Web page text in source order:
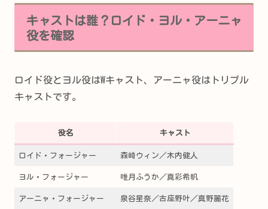
キャストは誰？ロイド・ヨル・アーニャ
役を確認
ロイド役とヨル役はWキャスト、アーニャ役はトリプル
キャストです。
役名 キャスト
ロイド・フォージャー 森崎ウィン／木内健人
ヨル・フォージャー 唯月ふうか／真彩希帆
アーニャ・フォージャー 泉谷星奈／古座野叶／真野麗花